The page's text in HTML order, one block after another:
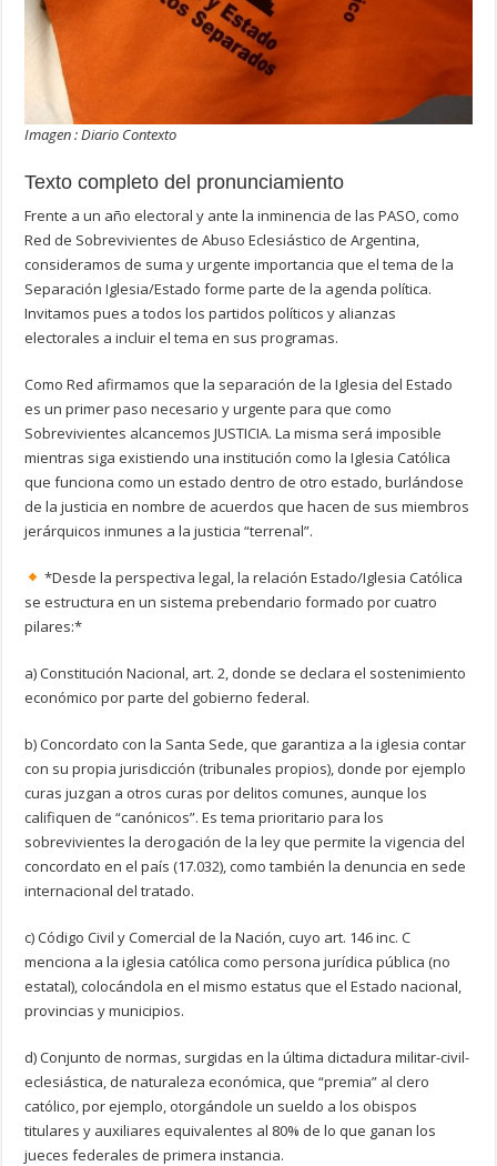
Imagen : Diario Contexto
Texto completo del pronunciamiento
Frente a un año electoral y ante la inminencia de las PASO, como
Red de Sobrevivientes de Abuso Eclesiástico de Argentina,
consideramos de suma y urgente importancia que el tema de la
Separación Iglesia/Estado forme parte de la agenda política.
Invitamos pues a todos los partidos políticos y alianzas
electorales a incluir el tema en sus programas.
Como Red afirmamos que la separación de la Iglesia del Estado
es un primer paso necesario y urgente para que como
Sobrevivientes alcancemos JUSTICIA. La misma será imposible
mientras siga existiendo una institución como la Iglesia Católica
que funciona como un estado dentro de otro estado, burlándose
de la justicia en nombre de acuerdos que hacen de sus miembros
jerárquicos inmunes a la justicia “terrenal”.
*Desde la perspectiva legal, la relación Estado/Iglesia Católica
se estructura en un sistema prebendario formado por cuatro
pilares:*
a) Constitución Nacional, art. 2, donde se declara el sostenimiento
económico por parte del gobierno federal.
b) Concordato con la Santa Sede, que garantiza a la iglesia contar
con su propia jurisdicción (tribunales propios), donde por ejemplo
curas juzgan a otros curas por delitos comunes, aunque los
califiquen de “canónicos”. Es tema prioritario para los
sobrevivientes la derogación de la ley que permite la vigencia del
concordato en el país (17.032), como también la denuncia en sede
internacional del tratado.
c) Código Civil y Comercial de la Nación, cuyo art. 146 inc. C
menciona a la iglesia católica como persona jurídica pública (no
estatal), colocándola en el mismo estatus que el Estado nacional,
provincias y municipios.
d) Conjunto de normas, surgidas en la última dictadura militar-civil-
eclesiástica, de naturaleza económica, que “premia” al clero
católico, por ejemplo, otorgándole un sueldo a los obispos
titulares y auxiliares equivalentes al 80% de lo que ganan los
jueces federales de primera instancia.